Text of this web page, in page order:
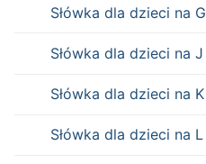
Słówka dla dzieci na G
Słówka dla dzieci na J
Słówka dla dzieci na K
Słówka dla dzieci na L